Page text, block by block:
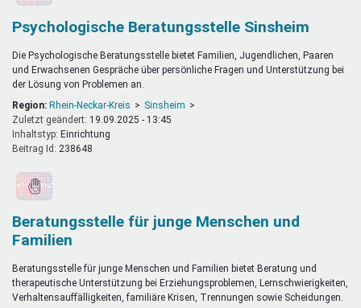
Psychologische Beratungsstelle Sinsheim
Die Psychologische Beratungsstelle bietet Familien, Jugendlichen, Paaren
und Erwachsenen Gespräche über persönliche Fragen und Unterstützung bei
der Lösung von Problemen an.
Region: Rhein-Neckar-Kreis
Sinsheim
Zuletzt geändert: 19.09.2025 - 13:45
Inhaltstyp:
einrichtung
Beitrag Id: 238648
Beratungsstelle für junge Menschen und
Familien
Beratungsstelle für junge Menschen und Familien bietet Beratung und
therapeutische Unterstützung bei Erziehungsproblemen, Lernschwierigkeiten,
Verhaltensauffälligkeiten, familiäre Krisen, Trennungen sowie Scheidungen.